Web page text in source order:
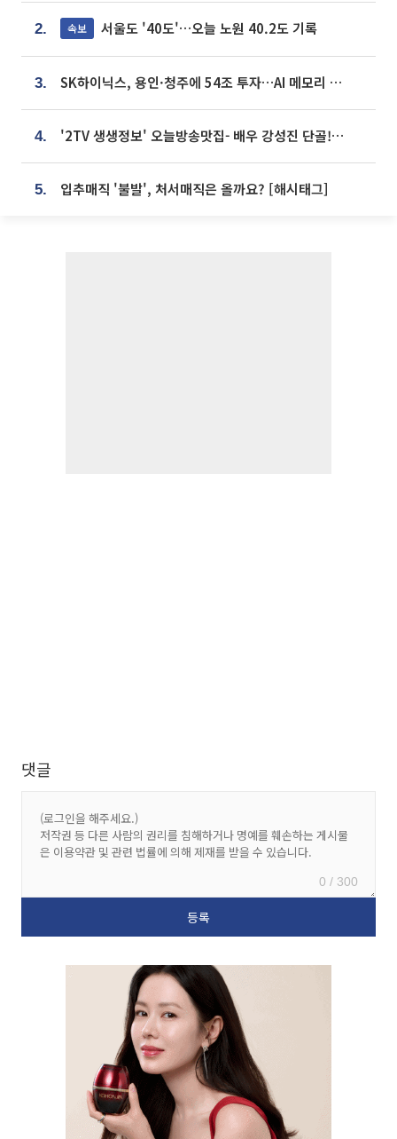
2. 속보 서울도 '40도'…오늘 노원 40.2도 기록
3. SK하이닉스, 용인·청주에 54조 투자…AI 메모리 생산기지 키운다
4. '2TV 생생정보' 오늘방송맛집- 배우 강성진 단골! 쌀국수ㆍ푸팟퐁 커리 맛집 '블○○○'
5. 입추매직 '불발', 처서매직은 올까요? [해시태그]
댓글
0 / 300